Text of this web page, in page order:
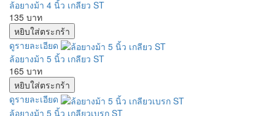
ล้อยางม้า 4 นิ้ว เกลียว ST
135 บาท
ดูรายละเอียด
ล้อยางม้า 5 นิ้ว เกลียว ST
165 บาท
ดูรายละเอียด
ล้อยางม้า 5 นิ้ว เกลียวเบรก ST